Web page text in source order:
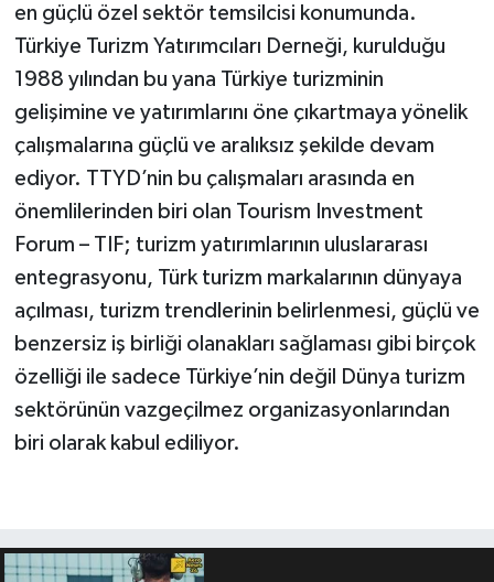
en güçlü özel sektör temsilcisi konumunda.
Türkiye Turizm Yatırımcıları Derneği, kurulduğu
1988 yılından bu yana Türkiye turizminin
gelişimine ve yatırımlarını öne çıkartmaya yönelik
çalışmalarına güçlü ve aralıksız şekilde devam
ediyor. TTYD’nin bu çalışmaları arasında en
önemlilerinden biri olan Tourism Investment
Forum – TIF; turizm yatırımlarının uluslararası
entegrasyonu, Türk turizm markalarının dünyaya
açılması, turizm trendlerinin belirlenmesi, güçlü ve
benzersiz iş birliği olanakları sağlaması gibi birçok
özelliği ile sadece Türkiye’nin değil Dünya turizm
sektörünün vazgeçilmez organizasyonlarından
biri olarak kabul ediliyor.